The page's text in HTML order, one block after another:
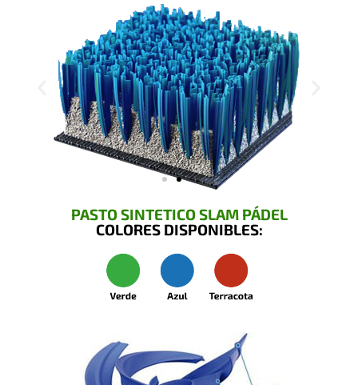
PASTO SINTETICO SLAM PÁDEL
COLORES DISPONIBLES: